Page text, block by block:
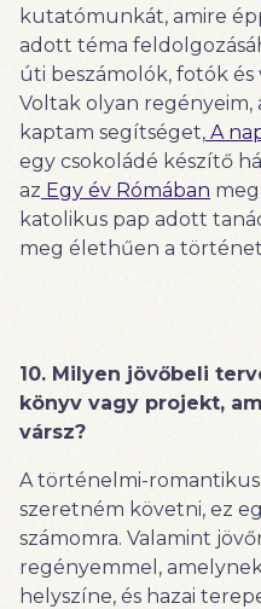
kutatómunkát, amire
adott téma
úti beszámolók, fotók
Voltak olyan regényeim,
kaptam segítséget, A
egy csokoládé készítő
az Egy év Rómában
katolikus pap adott
meg élethűen a
10. Milyen jövőbeli
könyv vagy projekt,
vársz?
A történelmi-
szeretném követni, ez
számomra. Valamint
regényemmel,
helyszíne, és hazai